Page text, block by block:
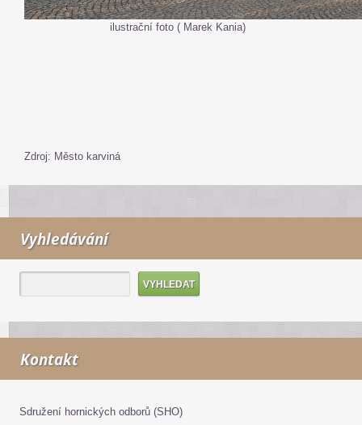
ilustrační foto ( Marek Kania)
Zdroj: Město karviná
Vyhledávání
Kontakt
Sdružení hornických odborů (SHO)